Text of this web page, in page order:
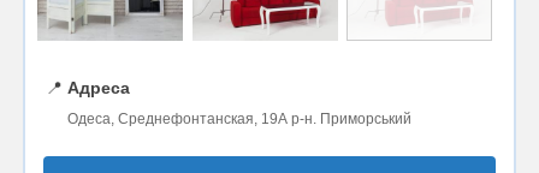
📍 Адреса
Одеса, Среднефонтанская, 19А р-н. Приморський